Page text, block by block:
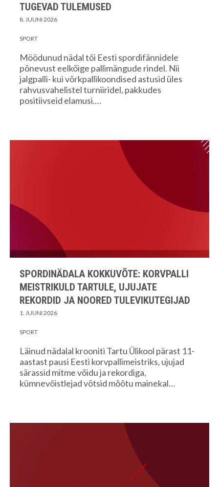
TUGEVAD TULEMUSED
8. JUUNI 2026
SPORT
Möödunud nädal tõi Eesti spordifännidele
põnevust eelkõige pallimängude rindel. Nii
jalgpalli- kui võrkpallikoondised astusid üles
rahvusvahelistel turniiridel, pakkudes
positiivseid elamusi.…
SPORDINÄDALA KOKKUVÕTE: KORVPALLI
MEISTRIKULD TARTULE, UJUJATE
REKORDID JA NOORED TULEVIKUTEGIJAD
1. JUUNI 2026
SPORT
Läinud nädalal krooniti Tartu Ülikool pärast 11-
aastast pausi Eesti korvpallimeistriks, ujujad
särassid mitme võidu ja rekordiga,
kümnevõistlejad võtsid mõõtu mainekal…